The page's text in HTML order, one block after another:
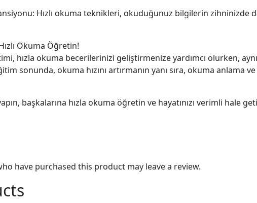
Hızlı okuma teknikleri, okuduğunuz bilgilerin zihninizde
Okuma Öğretin!
hızla okuma becerilerinizi geliştirmenize yardımcı olurken,
sonunda, okuma hızını artırmanın yanı sıra, okuma anlama
başkalarına hızla okuma öğretin ve hayatınızı verimli hale
have purchased this product may leave a review.